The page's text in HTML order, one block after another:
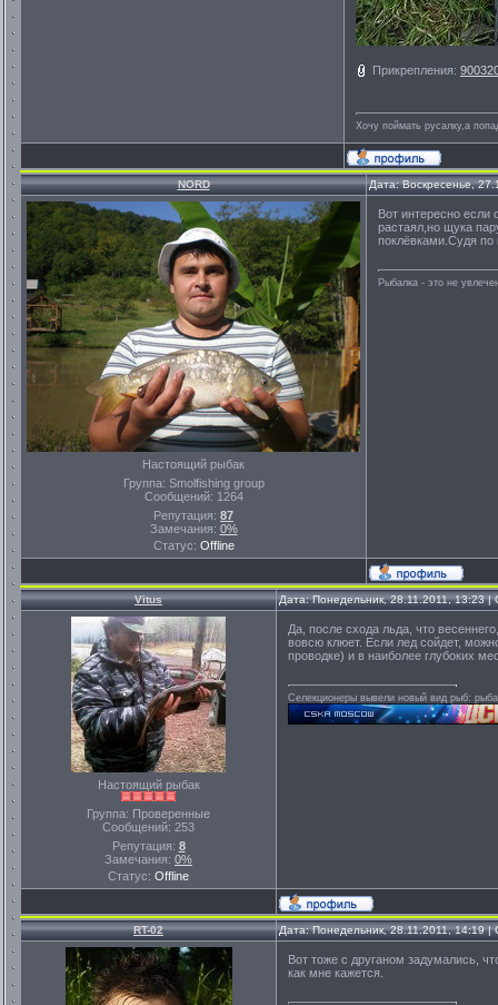
Прикрепления:
Хочу поймать русалку,а
NORD Дата: Воскресенье,
Настоящий рыбак
Группа: Smolfishing group
Сообщений: 1264
Репутация: 87
Замечания: 0%
Статус: Offline
Вот интересно если
растаял,но щука
поклёвками.Судя по
Рыбалка - это не
Vitus Дата: Понедельник, 28.11.2011, 13:23
Настоящий рыбак
Группа: Проверенные
Сообщений: 253
Репутация: 8
Замечания: 0%
Статус: Offline
Да, после схода льда, что
вовсю клюет. Если лед сойдет,
проводке) и в наиболее глубоких
Селекционеры вывели новый вид рыб:
RT-02 Дата: Понедельник, 28.11.2011, 14:19
Вот тоже с друганом задумались,
как мне кажется.